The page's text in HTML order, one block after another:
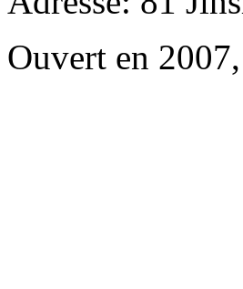
Ouvert en